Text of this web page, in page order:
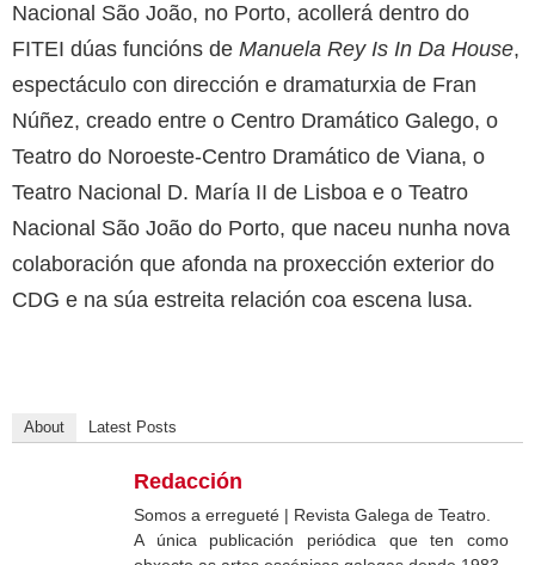
Nacional São João, no Porto, acollerá dentro do
FITEI dúas funcións de Manuela Rey Is In Da House,
espectáculo con dirección e dramaturxia de Fran
Núñez, creado entre o Centro Dramático Galego, o
Teatro do Noroeste-Centro Dramático de Viana, o
Teatro Nacional D. María II de Lisboa e o Teatro
Nacional São João do Porto, que naceu nunha nova
colaboración que afonda na proxección exterior do
CDG e na súa estreita relación coa escena lusa.
About Latest Posts
Redacción
Somos a erregueté | Revista Galega de Teatro.
A única publicación periódica que ten como